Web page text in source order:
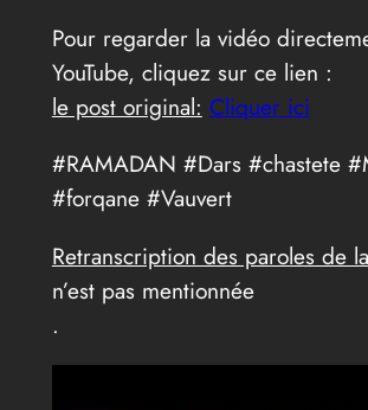
Pour regarder la vidéo
YouTube, cliquez sur ce lien :
le post original: Cliquer ici
#RAMADAN #Dars #chastete
#forqane #Vauvert
Retranscription des paroles de
n’est pas mentionnée
.